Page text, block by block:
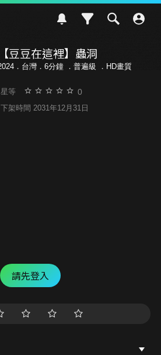
【豆豆在這裡】蟲洞
．台灣．6分鐘 ． 普遍級 ．HD畫質
星等 0
下架時間 2031年12月31日
請先登入